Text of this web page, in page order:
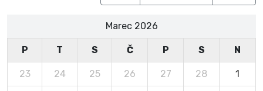
Marec 2026
P T S Č P S N
23 24 25 26 27 28 1